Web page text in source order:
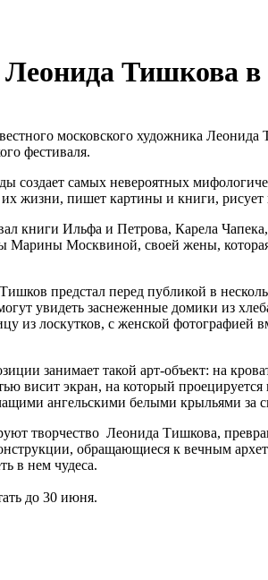
Тишкова
московского художника
фестиваля.
создает самых невероятных
жизни, пишет картины и книги, рисует
книги Ильфа и Петрова, Карела
Марины Москвиной, своей жены,
предстал перед публикой в
увидеть заснеженные домики из
из лоскутков, с женской
занимает такой арт-объект: на
висит экран, на который
ангельскими белыми крыльями за
творчество Леонида Тишкова,
обращающиеся к вечным
в нем чудеса.
до 30 июня.